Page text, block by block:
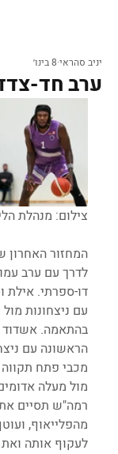
ערב חד-
יניב סהראי 8 בינו׳
צילום: מנהלת
המחזור האחרון
דו-ספרתי. אילת
עם ניצחונות
בהתאמה. אשדוד
הראשונה עם
מכבי פתח
מול מעלה
רמה"ש תסיים
מהפלייאוף,
לעקוף אותה